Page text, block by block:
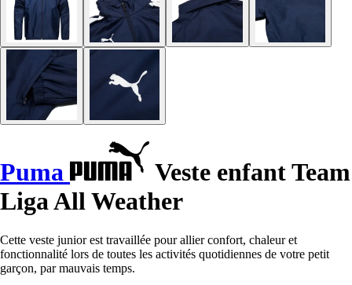
Puma
Veste enfant Team
Liga All Weather
Cette veste junior est travaillée pour allier confort, chaleur et
fonctionnalité lors de toutes les activités quotidiennes de votre petit
garçon, par mauvais temps.